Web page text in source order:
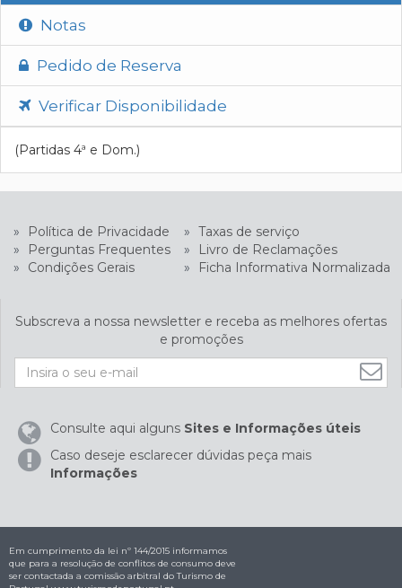
Notas
Pedido de Reserva
Verificar Disponibilidade
(Partidas 4ª e Dom.)
» Política de Privacidade » Taxas de serviço
»
Perguntas Frequentes »
Livro de Reclamações
»
Condições Gerais » Ficha Informativa Normalizada
Subscreva a nossa newsletter e receba as melhores ofertas
e promoções
Consulte aqui alguns Sites e Informações úteis
Caso deseje esclarecer dúvidas peça mais
Informações
Em cumprimento da lei nº 144/2015 informamos
que para a resolução de conflitos de consumo deve
ser contactada a comissão arbitral do Turismo de